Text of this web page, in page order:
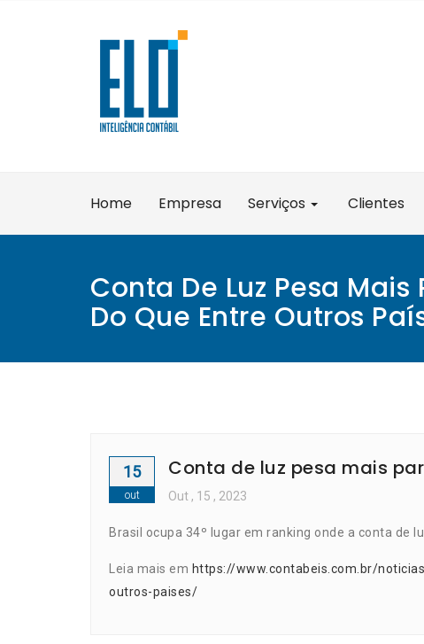
Home Empresa Serviços Clientes
Conta De Luz Pesa
Do Que Entre Outros
15
out
Conta de luz pesa mais
Out , 15 , 2023
Brasil ocupa 34º lugar em ranking onde a conta de
Leia mais em https://www.contabeis.com.br/
outros-paises/